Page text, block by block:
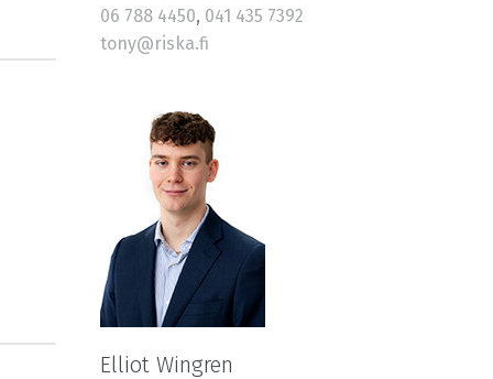
06 788 4450, 041 435 7392
tony@riska.fi
Elliot Wingren